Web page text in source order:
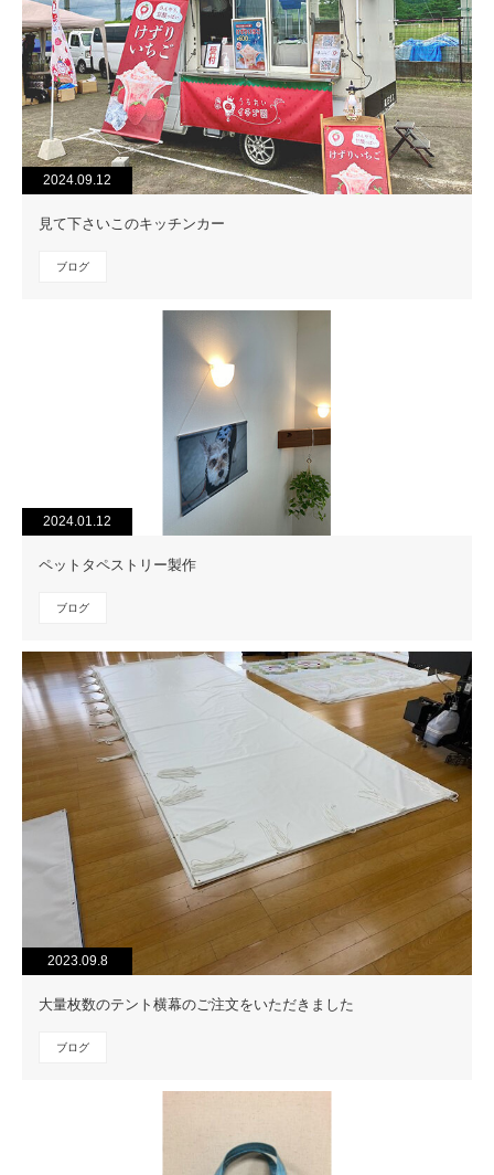
2024.09.12
見て下さいこのキッチンカー
ブログ
2024.01.12
ペットタペストリー製作
ブログ
2023.09.8
大量枚数のテント横幕のご注文をいただきました
ブログ